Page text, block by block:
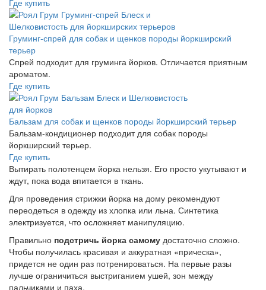
Где купить
Груминг-спрей для собак и щенков породы йоркширский
терьер
Спрей подходит для груминга йорков. Отличается приятным
ароматом.
Где купить
Бальзам для собак и щенков породы йоркширский терьер
Бальзам-кондиционер подходит для собак породы
йоркширский терьер.
Где купить
Вытирать полотенцем йорка нельзя. Его просто укутывают и
ждут, пока вода впитается в ткань.
Для проведения стрижки йорка на дому рекомендуют
переодеться в одежду из хлопка или льна. Синтетика
электризуется, что осложняет манипуляцию.
Правильно подстричь йорка самому достаточно сложно.
Чтобы получилась красивая и аккуратная «прическа»,
придется не один раз потренироваться. На первые разы
лучше ограничиться выстриганием ушей, зон между
пальчиками и паха.